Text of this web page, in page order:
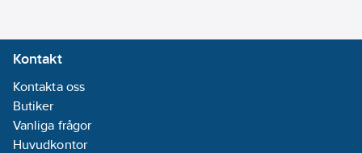
Kontakt
Kontakta oss
Butiker
Vanliga frågor
Huvudkontor